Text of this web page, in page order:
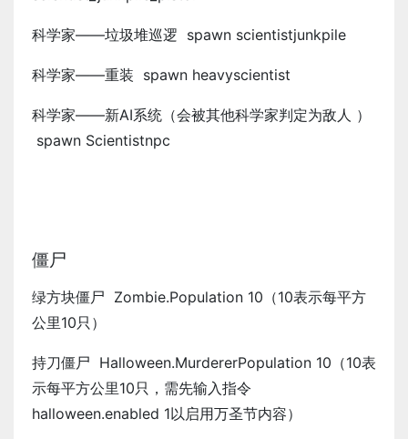
科学家——垃圾堆巡逻 spawn scientistjunkpile
科学家——重装 spawn heavyscientist
科学家——新AI系统（会被其他科学家判定为敌人 ）
spawn Scientistnpc
僵尸
绿方块僵尸 Zombie.Population 10（10表示每平方
公里10只）
持刀僵尸 Halloween.MurdererPopulation 10（10表
示每平方公里10只，需先输入指令
halloween.enabled 1以启用万圣节内容）